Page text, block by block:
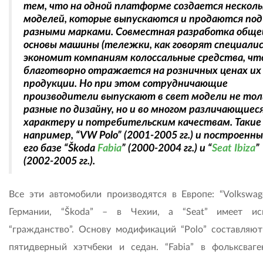
тем, что на одной платформе создается
моделей, которые выпускаются и продаются под
разными марками. Совместная разработка
основы машины (тележки, как говорят
экономит компаниям колоссальные средства,
благотворно отражается на розничных ценах их
продукции. Но при этом сотрудничающие
производители выпускают в свет модели не
разные по дизайну, но и во многом
характеру и потребительским качествам. Такие
например, “VW Polo” (2001-2005 гг.) и
его базе “Škoda Fabia” (2000-2004 гг.) и “Seat Ibiza”
(2002-2005 гг.).
Все эти автомобили производятся в Европе:
Германии, “Škoda” – в Чехии, а “Seat” имеет
“гражданство”. Основу модификаций “Polo”
пятидверный хэтчбеки и седан. “Fabia” в